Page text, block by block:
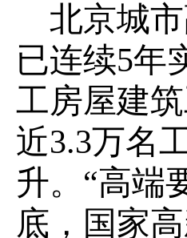
北京城
已连续5年
工房屋建
近3.3万名
升。“高端
底，国家